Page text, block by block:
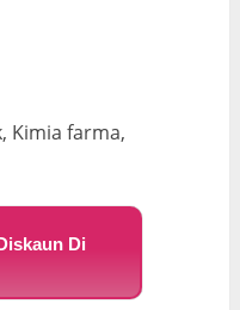
Kimia farma,
Di